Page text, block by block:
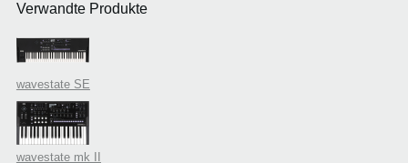
Verwandte Produkte
wavestate SE
wavestate mk II